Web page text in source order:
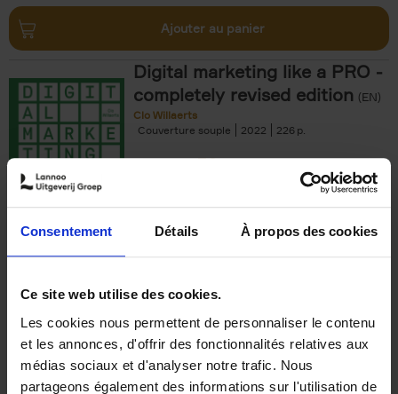
Consentement Détails À propos des cookies
Ce site web utilise des cookies.
Les cookies nous permettent de personnaliser le contenu
et les annonces, d'offrir des fonctionnalités relatives aux
médias sociaux et d'analyser notre trafic. Nous
partageons également des informations sur l'utilisation de
Ajouter au panier
Digital marketing like a PRO -
completely revised edition (EN)
Clo Willaerts
Couverture souple
2022 226
€35,50
The Offer You Can't
Refuse
Steven Van Belleghem
Couverture souple
2020 256